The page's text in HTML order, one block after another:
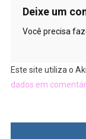
Deixe um
Você precisa
Este site utiliza o
dados em